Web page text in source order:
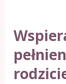
wspieraniu
dzieci